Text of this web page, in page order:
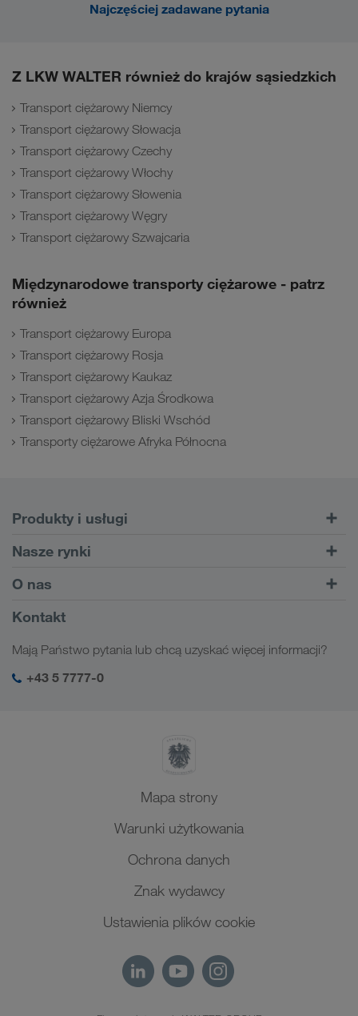
Najczęściej zadawane pytania
Z LKW WALTER również do krajów sąsiedzkich
Transport ciężarowy Niemcy
Transport ciężarowy Słowacja
Transport ciężarowy Czechy
Transport ciężarowy Włochy
Transport ciężarowy Słowenia
Transport ciężarowy Węgry
Transport ciężarowy Szwajcaria
Międzynarodowe transporty ciężarowe - patrz
również
Transport ciężarowy Europa
Transport ciężarowy Rosja
Transport ciężarowy Kaukaz
Transport ciężarowy Azja Środkowa
Transport ciężarowy Bliski Wschód
Transporty ciężarowe Afryka Północna
Produkty i usługi
Transporty drogowe
Serwis dla klientów CONNECT
Cyfrowe rozwiązania
Rozwiązania branżowe
Nasze rynki
Europa
Kaukaz
Azja Środkowa
Bliski Wschód
O nas
Informacje o firmie
Odpowiedzialność społeczna
SHEQ-Management
Kontakt
Mają Państwo pytania lub chcą uzyskać więcej informacji?
+43 5 7777-0
Mapa strony
Warunki użytkowania
Ochrona danych
Znak wydawcy
Ustawienia plików cookie